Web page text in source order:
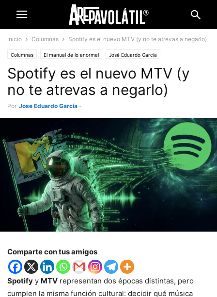
Inicio Columnas Spotify es el nuevo MTV (y no te atrevas a negarlo)
Columnas El manual de lo anormal José Eduardo García
Spotify es el nuevo MTV (y
no te atrevas a negarlo)
Por Jose Eduardo García -
Comparte con tus amigos
Spotify y MTV representan dos épocas distintas, pero
cumplen la misma función cultural: decidir qué música